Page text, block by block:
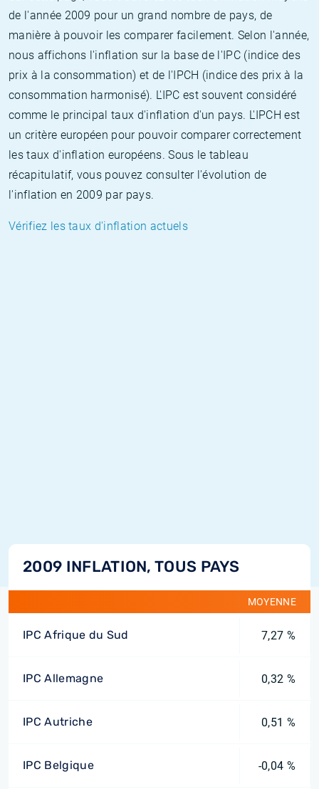
de l'année 2009 pour un grand nombre de pays, de
manière à pouvoir les comparer facilement. Selon l'année,
nous affichons l'inflation sur la base de l'IPC (indice des
prix à la consommation) et de l'IPCH (indice des prix à la
consommation harmonisé). L'IPC est souvent considéré
comme le principal taux d'inflation d'un pays. L'IPCH est
un critère européen pour pouvoir comparer correctement
les taux d'inflation européens. Sous le tableau
récapitulatif, vous pouvez consulter l'évolution de
l'inflation en 2009 par pays.
Vérifiez les taux d'inflation actuels
2009 INFLATION, TOUS PAYS
MOYENNE
IPC Afrique du Sud 7,27 %
IPC Allemagne 0,32 %
IPC Autriche 0,51 %
IPC Belgique -0,04 %